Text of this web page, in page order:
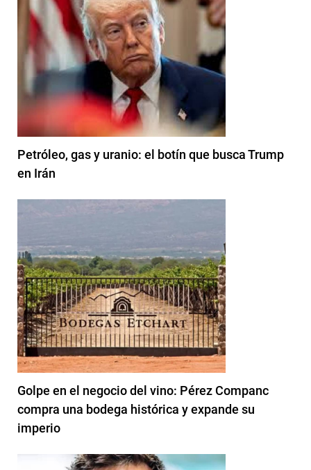
Petróleo, gas y uranio: el botín que busca Trump
en Irán
Golpe en el negocio del vino: Pérez Companc
compra una bodega histórica y expande su
imperio